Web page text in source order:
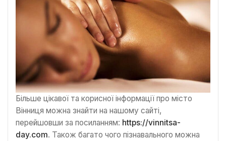
Більше цікавої та корисної інформації про місто
Вінниця можна знайти на нашому сайті,
перейшовши за посиланням: https://vinnitsa-
day.com. Також багато чого пізнавального можна